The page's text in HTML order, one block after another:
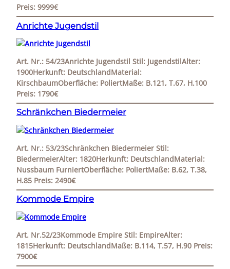
Preis: 9999€
Anrichte Jugendstil
Art. Nr.: 54/23Anrichte Jugendstil Stil: JugendstilAlter:
1900Herkunft: DeutschlandMaterial:
KirschbaumOberfläche: PoliertMaße: B.121, T.67, H.100
Preis: 1790€
Schränkchen Biedermeier
Art. Nr.: 53/23Schränkchen Biedermeier Stil:
BiedermeierAlter: 1820Herkunft: DeutschlandMaterial:
Nussbaum FurniertOberfläche: PoliertMaße: B.62, T.38,
H.85 Preis: 2490€
Kommode Empire
Art. Nr.52/23Kommode Empire Stil: EmpireAlter:
1815Herkunft: DeutschlandMaße: B.114, T.57, H.90 Preis:
7900€